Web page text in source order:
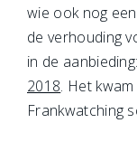
wie ook nog
de verhouding
in de aanbieding:
2018. Het
Frankwatching